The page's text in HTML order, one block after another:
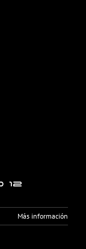
Más información